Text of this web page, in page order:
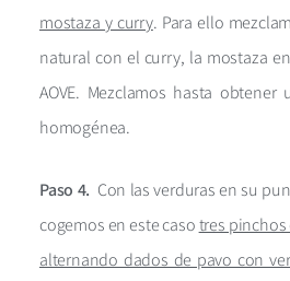
mostaza y curry. Para ello
natural con el curry, la mostaza
AOVE. Mezclamos hasta
homogénea.
Paso 4. Con las verduras en su
cogemos en este casotres pinchos
alternando dados de pavo con